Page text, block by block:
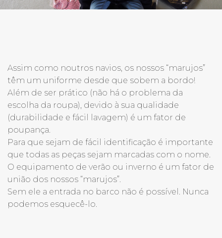
Assim como noutros navios, os nossos “marujos”
têm um uniforme desde que sobem a bordo!
Além de ser prático (não há o problema da
escolha da roupa), devido à sua qualidade
(durabilidade e fácil lavagem) é um fator de
poupança.
Para que sejam de fácil identificação é importante
que todas as peças sejam marcadas com o nome.
O equipamento de verão ou inverno é um fator de
união dos nossos “marujos”.
Sem ele a entrada no barco não é possível. Nunca
podemos esquecê-lo.